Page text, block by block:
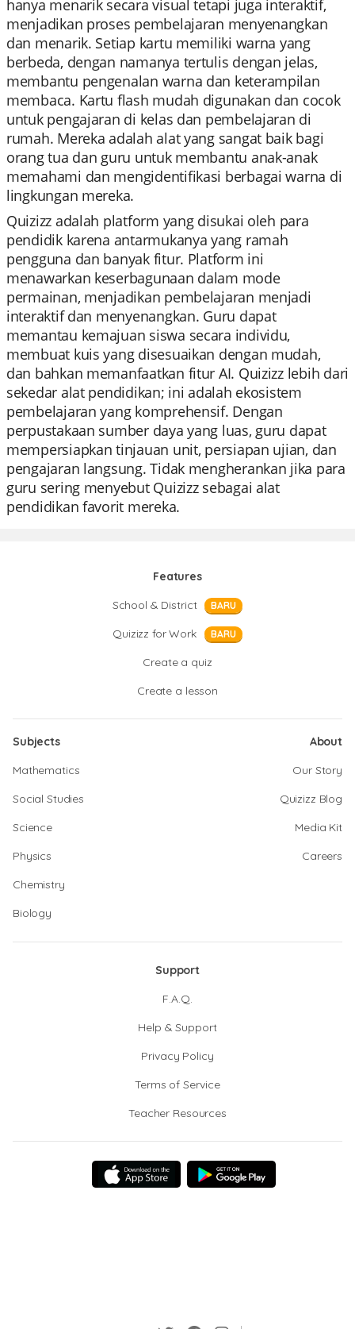
hanya menarik secara visual tetapi juga interaktif,
menjadikan proses pembelajaran menyenangkan
dan menarik. Setiap kartu memiliki warna yang
berbeda, dengan namanya tertulis dengan jelas,
membantu pengenalan warna dan keterampilan
membaca. Kartu flash mudah digunakan dan cocok
untuk pengajaran di kelas dan pembelajaran di
rumah. Mereka adalah alat yang sangat baik bagi
orang tua dan guru untuk membantu anak-anak
memahami dan mengidentifikasi berbagai warna di
lingkungan mereka.
Quizizz adalah platform yang disukai oleh para
pendidik karena antarmukanya yang ramah
pengguna dan banyak fitur. Platform ini
menawarkan keserbagunaan dalam mode
permainan, menjadikan pembelajaran menjadi
interaktif dan menyenangkan. Guru dapat
memantau kemajuan siswa secara individu,
membuat kuis yang disesuaikan dengan mudah,
dan bahkan memanfaatkan fitur AI. Quizizz lebih dari
sekedar alat pendidikan; ini adalah ekosistem
pembelajaran yang komprehensif. Dengan
perpustakaan sumber daya yang luas, guru dapat
mempersiapkan tinjauan unit, persiapan ujian, dan
pengajaran langsung. Tidak mengherankan jika para
guru sering menyebut Quizizz sebagai alat
pendidikan favorit mereka.
Features
School & District
BARU
Quizizz for Work BARU
Create a quiz
Create a lesson
Subjects
Mathematics
Social Studies
Science
Physics
Chemistry
Biology
About
Our Story
Quizizz Blog
Media Kit
Careers
Support
F.A.Q.
Help & Support
Privacy Policy
Terms of Service
Teacher Resources